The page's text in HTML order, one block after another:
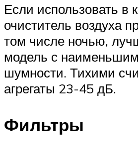
Если использовать в
очиститель воздуха
том числе ночью,
модель с
шумности. Тихими
агрегаты 23-45 дБ.
Фильтры